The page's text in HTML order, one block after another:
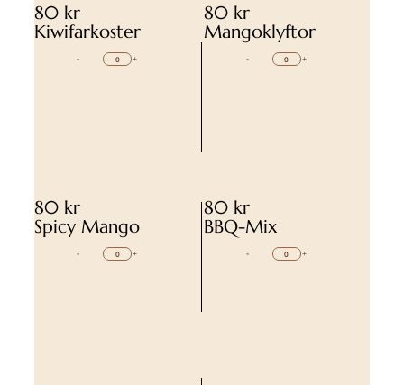
80 kr
Kiwifarkoster
- +
80 kr
Mangoklyftor
- +
80 kr
Spicy Mango
- +
80 kr
BBQ-Mix
- +